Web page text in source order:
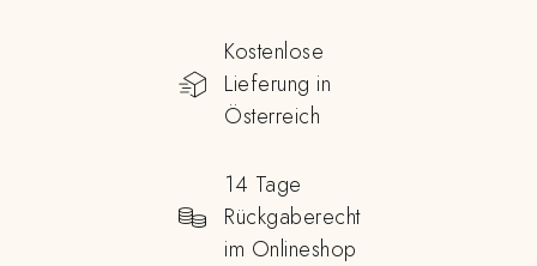
Kostenlose
Lieferung in
Österreich
14 Tage
Rückgaberecht
im Onlineshop